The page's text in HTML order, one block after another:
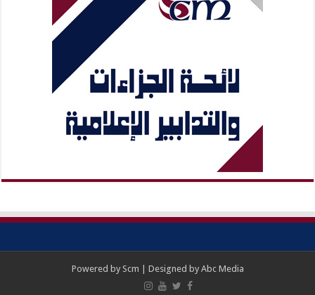
Powered by Scm | Designed by Abc Media